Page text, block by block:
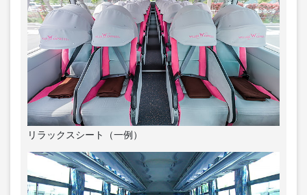
リラックスシート（一例）